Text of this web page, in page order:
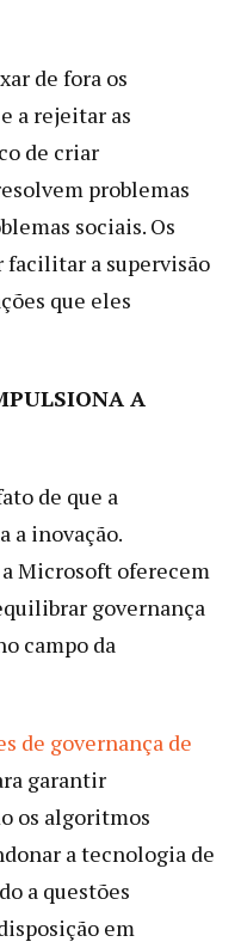
de fora os
a rejeitar as
de criar
problemas
sociais. Os
facilitar a supervisão
que eles
A
de que a
a inovação.
Microsoft oferecem
governança
campo da
de governança de
garantir
os algoritmos
a tecnologia de
a questões
em